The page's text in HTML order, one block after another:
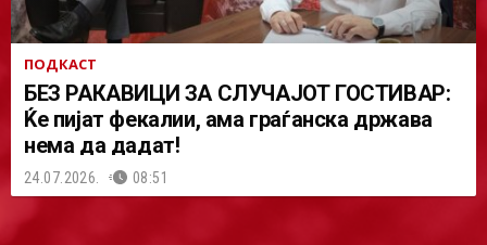
ПОДКАСТ
БЕЗ РАКАВИЦИ ЗА СЛУЧАЈОТ ГОСТИВАР:
Ќе пијат фекалии, ама граѓанска држава
нема да дадат!
24.07.2026. 08:51